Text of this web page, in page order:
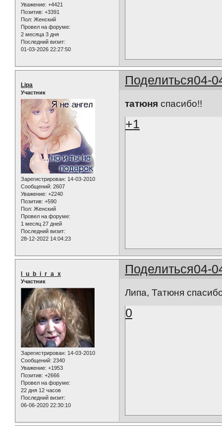
Уважение: +4421
Позитив: +3391
Пол: Женский
Провел на форуме:
2 месяца 3 дня
Последний визит:
01-03-2026 22:27:50
Поделиться04-
Lipa
Участник
Зарегистрирован: 14-03-2010
Сообщений: 2607
Уважение: +2240
Позитив: +590
Пол: Женский
Провел на форуме:
1 месяц 27 дней
Последний визит:
28-12-2022 14:04:23
татюня спасибо!!
+1
Поделиться04-
l_u_b_i_r_a_x
Участник
Зарегистрирован: 14-03-2010
Сообщений: 2340
Уважение: +1953
Позитив: +2666
Провел на форуме:
22 дня 12 часов
Последний визит:
06-06-2020 22:30:10
Липа, Татюня
0